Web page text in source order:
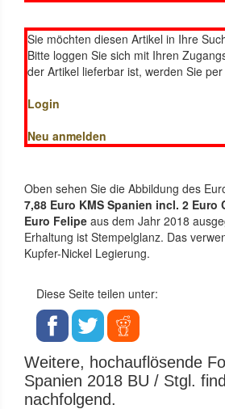
Sie möchten diesen Artikel in Ihre
Bitte loggen Sie sich mit Ihren
der Artikel lieferbar ist, werden Sie
Login
Neu anmelden
Oben sehen Sie die Abbildung des
7,88 Euro KMS Spanien incl. 2 Euro
Euro Felipe aus dem Jahr 2018
Erhaltung ist Stempelglanz. Das
Kupfer-Nickel Legierung.
Diese Seite teilen unter:
Weitere, hochauflösende
Spanien 2018 BU / Stgl.
nachfolgend.